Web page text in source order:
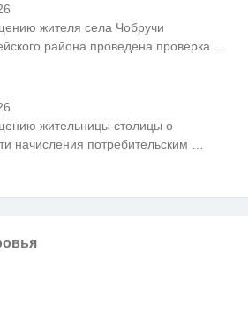
жителя села Чобручи
района проведена проверка
жительницы столицы о
начисления потребительским